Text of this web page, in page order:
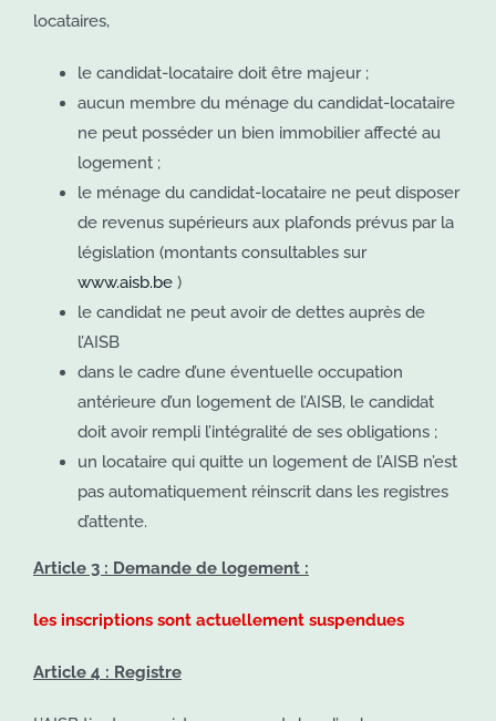
locataires,
le candidat-locataire doit être majeur ;
aucun membre du ménage du candidat-locataire
ne peut posséder un bien immobilier affecté au
logement ;
le ménage du candidat-locataire ne peut disposer
de revenus supérieurs aux plafonds prévus par la
législation (montants consultables sur
www.aisb.be)
le candidat ne peut avoir de dettes auprès de
l’AISB
dans le cadre d’une éventuelle occupation
antérieure d’un logement de l’AISB, le candidat
doit avoir rempli l’intégralité de ses obligations ;
un locataire qui quitte un logement de l’AISB n’est
pas automatiquement réinscrit dans les registres
d’attente.
Article 3 : Demande de logement :
les inscriptions sont actuellement suspendues
Article 4 : Registre